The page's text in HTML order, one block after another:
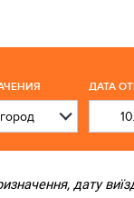
ДАТА
дату